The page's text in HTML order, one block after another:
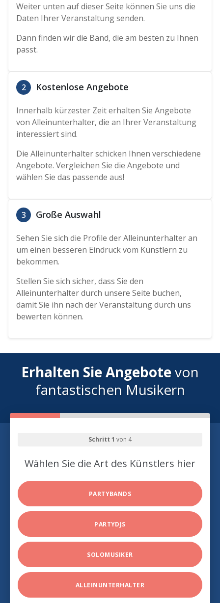
Weiter unten auf dieser Seite können Sie uns die
Daten Ihrer Veranstaltung senden.
Dann finden wir die Band, die am besten zu Ihnen
passt.
2 Kostenlose Angebote
Innerhalb kürzester Zeit erhalten Sie Angebote
von Alleinunterhalter, die an Ihrer Veranstaltung
interessiert sind.
Die Alleinunterhalter schicken Ihnen verschiedene
Angebote. Vergleichen Sie die Angebote und
wählen Sie das passende aus!
3 Große Auswahl
Sehen Sie sich die Profile der Alleinunterhalter an
um einen besseren Eindruck vom Künstlern zu
bekommen.
Stellen Sie sich sicher, dass Sie den
Alleinunterhalter durch unsere Seite buchen,
damit Sie ihn nach der Veranstaltung durch uns
bewerten können.
Erhalten Sie Angebotevon
fantastischen Musikern
Schritt 1 von 4
Wählen Sie die Art des Künstlers hier
PARTYBANDS
PARTYDJS
SOLOMUSIKER
ALLEINUNTERHALTER